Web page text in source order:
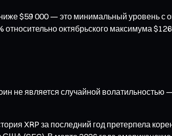
$59 000 — это минимальный уровень с
октябрьского максимума
не является случайной
XRP за последний год претерпела